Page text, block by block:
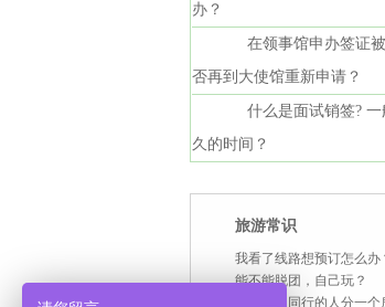
办？
在领事馆申办签证
否再到大使馆重新申请？
什么是面试销签?
久的时间？
旅游常识
我看了线路想预订怎么办
能不能脱团，自己玩？
住宿是和同行的人分一个